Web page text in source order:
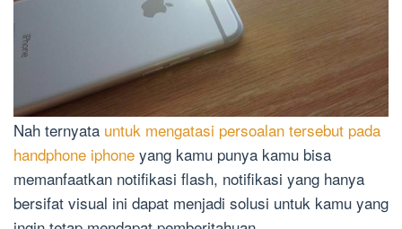
Nah ternyata untuk mengatasi persoalan tersebut pada
handphone iphone yang kamu punya kamu bisa
memanfaatkan notifikasi flash, notifikasi yang hanya
bersifat visual ini dapat menjadi solusi untuk kamu yang